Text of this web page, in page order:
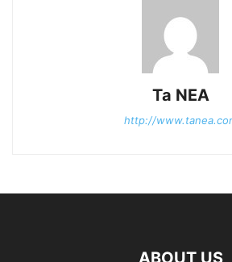
Ta NEA
http://
ABOUT US